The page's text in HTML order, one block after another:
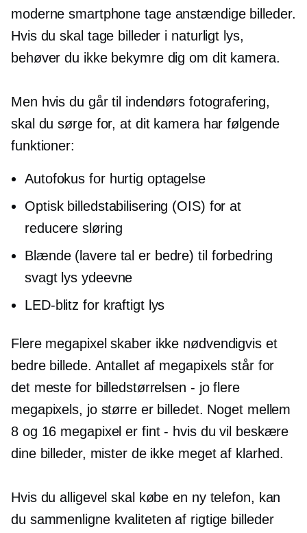
moderne smartphone tage anstændige billeder.
Hvis du skal tage billeder i naturligt lys,
behøver du ikke bekymre dig om dit kamera.
Men hvis du går til indendørs fotografering,
skal du sørge for, at dit kamera har følgende
funktioner:
Autofokus for hurtig optagelse
Optisk billedstabilisering (OIS) for at
reducere sløring
Blænde (lavere tal er bedre) til forbedring
svagt lys ydeevne
LED-blitz for kraftigt lys
Flere megapixel skaber ikke nødvendigvis et
bedre billede. Antallet af megapixels står for
det meste for billedstørrelsen - jo flere
megapixels, jo større er billedet. Noget mellem
8 og 16 megapixel er fint - hvis du vil beskære
dine billeder, mister de ikke meget af klarhed.
Hvis du alligevel skal købe en ny telefon, kan
du sammenligne kvaliteten af ​​rigtige billeder